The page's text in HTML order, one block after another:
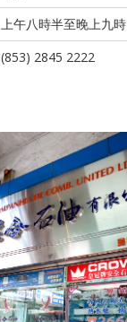
上午八時半至晚上九時
(853) 2845 2222